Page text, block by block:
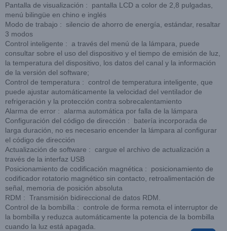
Pantalla de visualización : pantalla LCD a color de 2,8 pulgadas,
menú bilingüe en chino e inglés
Modo de trabajo : silencio de ahorro de energía, estándar, resaltar
3 modos
Control inteligente : a través del menú de la lámpara, puede
consultar sobre el uso del dispositivo y el tiempo de emisión de luz,
la temperatura del dispositivo, los datos del canal y la información
de la versión del software;
Control de temperatura : control de temperatura inteligente, que
puede ajustar automáticamente la velocidad del ventilador de
refrigeración y la protección contra sobrecalentamiento
Alarma de error : alarma automática por falla de la lámpara
Configuración del código de dirección : batería incorporada de
larga duración, no es necesario encender la lámpara al configurar
el código de dirección
Actualización de software : cargue el archivo de actualización a
través de la interfaz USB
Posicionamiento de codificación magnética : posicionamiento de
codificador rotatorio magnético sin contacto, retroalimentación de
señal, memoria de posición absoluta
RDM : Transmisión bidireccional de datos RDM.
Control de la bombilla : controle de forma remota el interruptor de
la bombilla y reduzca automáticamente la potencia de la bombilla
cuando la luz está apagada.